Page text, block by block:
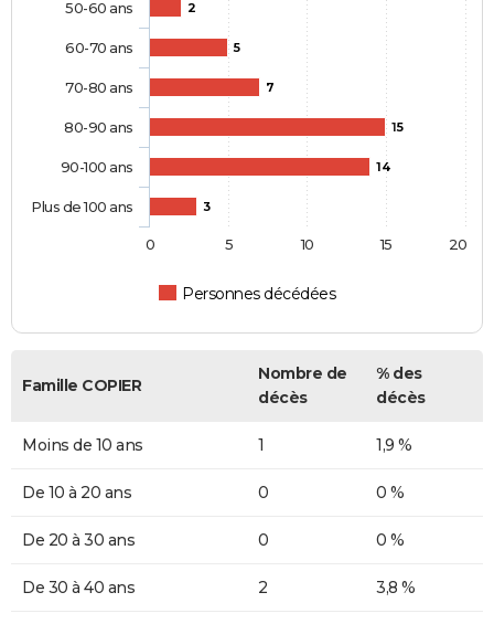
2
5
7
15
14
3
Personnes décédées
50-60 ans
60-70 ans
70-80 ans
80-90 ans
90-100 ans
Plus de 100 ans
0 5 10 15 20
Famille COPIER
Nombre de
décès
% des
décès
Moins de 10 ans 1 1,9 %
De 10 à 20 ans 0 0 %
De 20 à 30 ans 0 0 %
De 30 à 40 ans 2 3,8 %